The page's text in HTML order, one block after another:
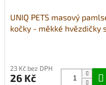
UNIQ PETS masový
kočky - měkké hvězdičky
23 Kč bez DPH
26 Kč